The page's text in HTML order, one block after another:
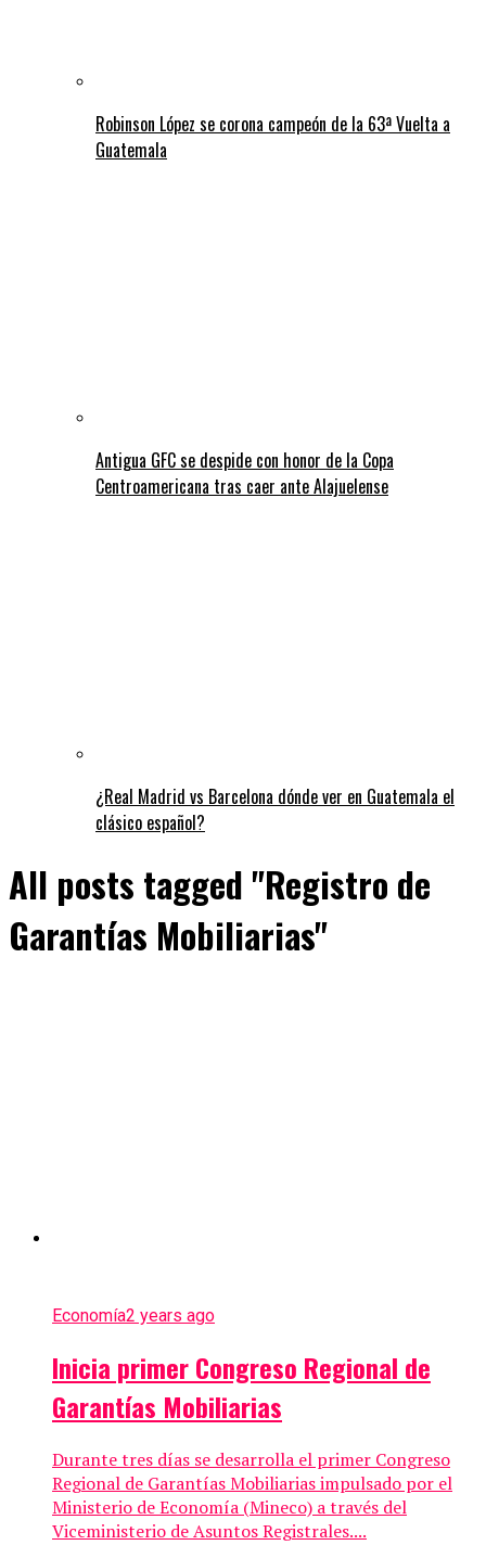
Robinson López se corona campeón de la 63ª Vuelta a
Guatemala
Antigua GFC se despide con honor de la Copa
Centroamericana tras caer ante Alajuelense
¿Real Madrid vs Barcelona dónde ver en Guatemala el
clásico español?
All posts tagged "Registro de
Garantías Mobiliarias"
Economía2 years ago
Inicia primer Congreso Regional de
Garantías Mobiliarias
Durante tres días se desarrolla el primer Congreso
Regional de Garantías Mobiliarias impulsado por el
Ministerio de Economía (Mineco) a través del
Viceministerio de Asuntos Registrales....